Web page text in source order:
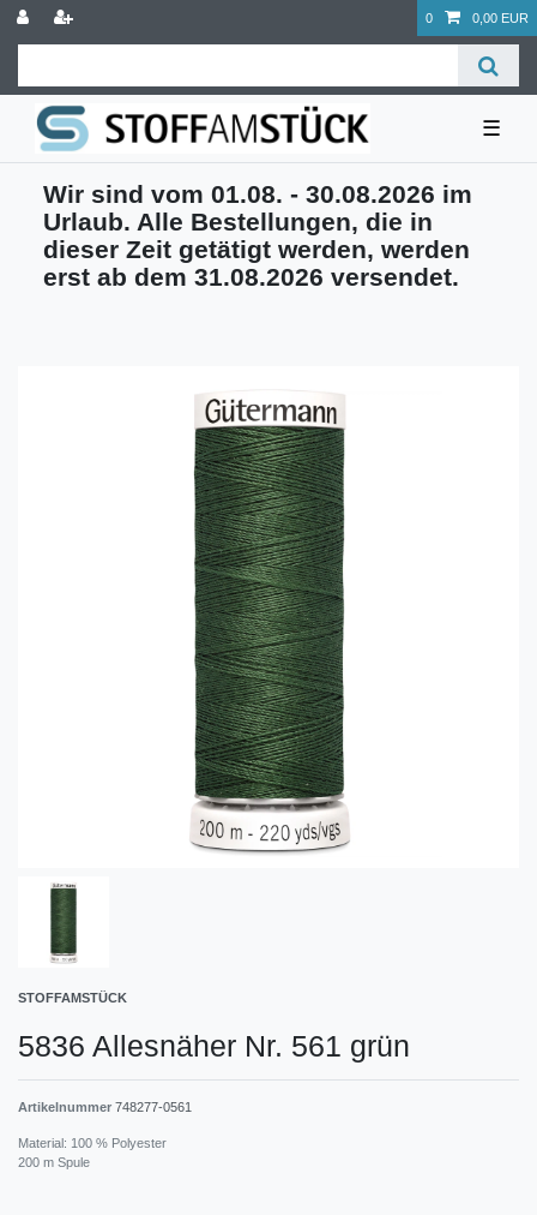
0 0,00 EUR
☰
Wir sind vom 01.08. - 30.08.2026 im
Urlaub. Alle Bestellungen, die in
dieser Zeit getätigt werden, werden
erst ab dem 31.08.2026 versendet.
STOFFAMSTÜCK
5836 Allesnäher Nr. 561 grün
Artikelnummer 748277-0561
Material: 100 % Polyester
200 m Spule